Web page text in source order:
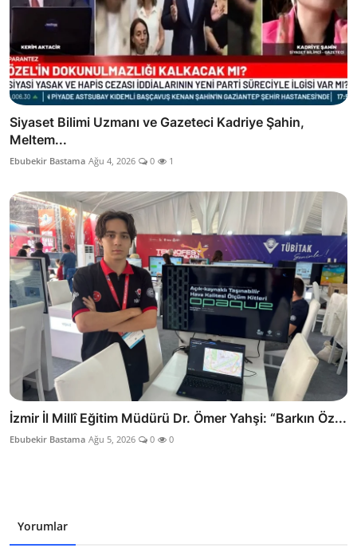
Siyaset Bilimi Uzmanı ve Gazeteci Kadriye Şahin,
Meltem...
Ebubekir Bastama Ağu 4, 2026 0 1
İzmir İl Millî Eğitim Müdürü Dr. Ömer Yahşi: “Barkın Öz...
Ebubekir Bastama Ağu 5, 2026 0 0
Yorumlar